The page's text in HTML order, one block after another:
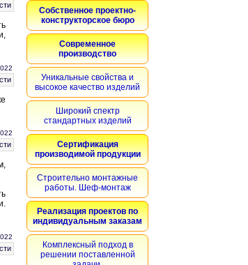
Собственное проектно-
конструкторское бюро
Современное
производство
Уникальные свойства и
высокое качество изделий
Широкий спектр
стандартных изделий
Сертификация
производимой продукции
Строительно монтажные
работы. Шеф-монтаж
Реализация проектов по
индивидуальным заказам
Комплексный подход в
решении поставленной